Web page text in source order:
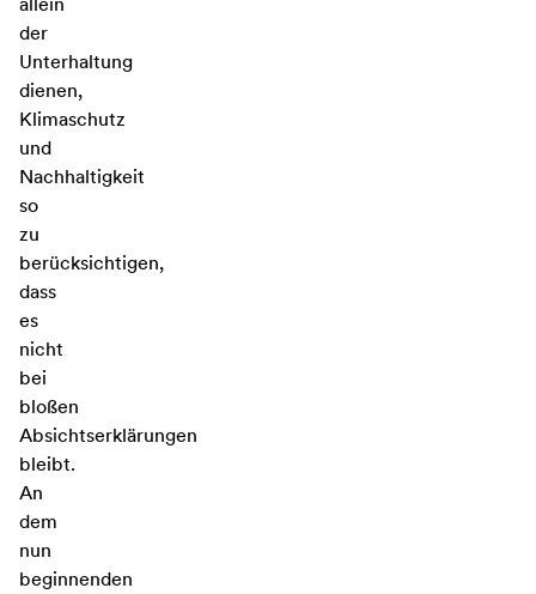
der
Unterhaltung
dienen,
Klimaschutz
und
Nachhaltigkeit
so
zu
berücksichtigen,
dass
es
nicht
bei
bloßen
Absichtserklärungen
bleibt.
An
dem
nun
beginnenden